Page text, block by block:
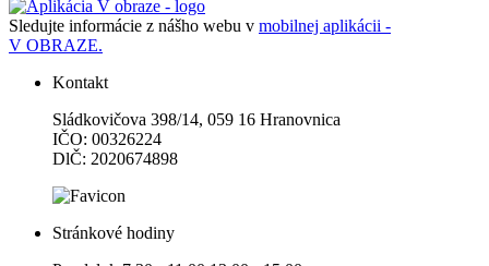
Sledujte informácie z nášho webu v mobilnej aplikácii -
V OBRAZE.
Kontakt
Sládkovičova 398/14, 059 16 Hranovnica
IČO: 00326224
DlČ: 2020674898
Stránkové hodiny